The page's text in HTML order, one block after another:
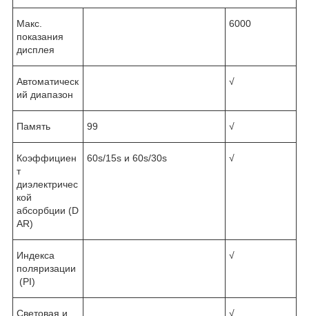
Макс.
показания
дисплея
6000
Автоматическ
ий диапазон
√
Память 99 √
Коэффициен
т
диэлектричес
кой
абсорбции (D
AR)
60s/15s и 60s/30s √
Индекса
поляризации
(PI)
√
Световая и
√